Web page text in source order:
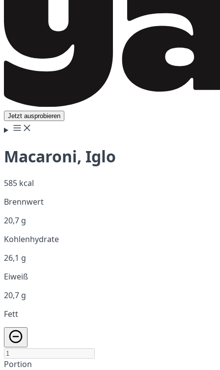
Jetzt ausprobieren
Macaroni, Iglo
585 kcal
Brennwert
20,7 g
Kohlenhydrate
26,1 g
Eiweiß
20,7 g
Fett
Portion